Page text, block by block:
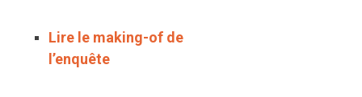
Lire le making-of de
l’enquête